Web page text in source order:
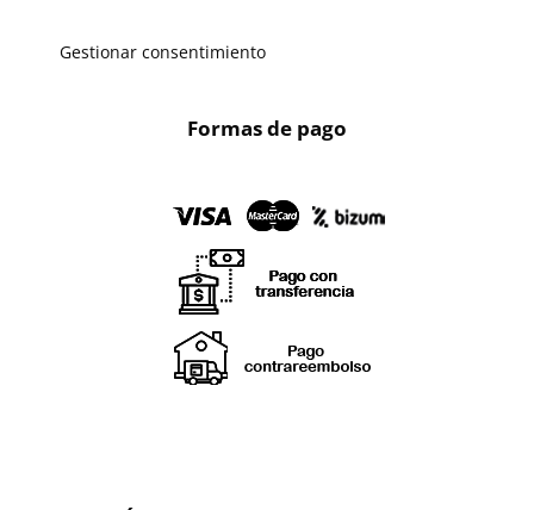
Gestionar consentimiento
Formas de pago